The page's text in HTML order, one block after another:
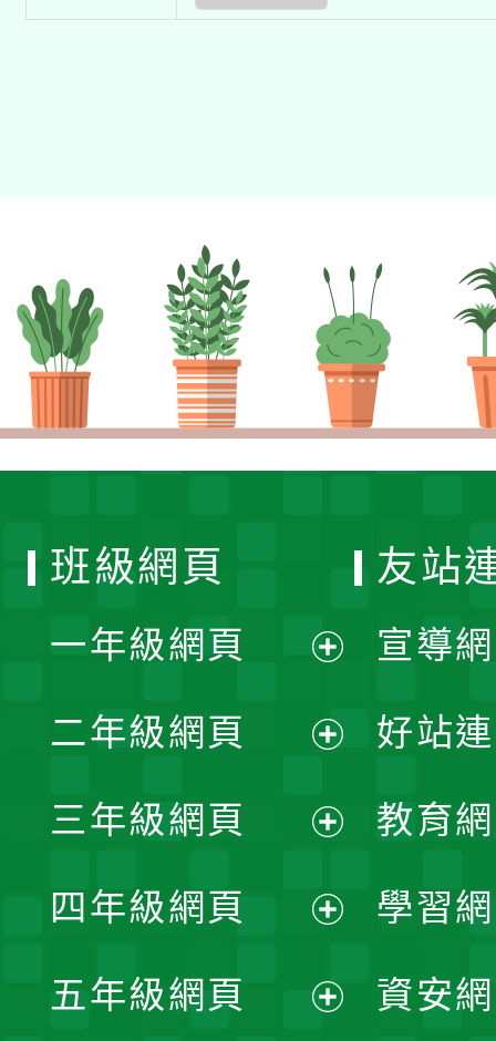
班級網頁
一年級網頁
開
選
單
二年級網頁
開
選
單
三年級網頁
開
選
四年級網頁
開
五年級網頁
友站
宣導
好站
教育
學習
資安